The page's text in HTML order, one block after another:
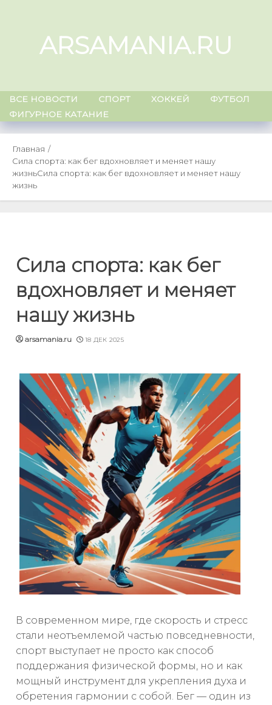
ARSAMANIA.RU
ВСЕ НОВОСТИ СПОРТ ХОККЕЙ
ФУТБОЛ
ФИГУРНОЕ КАТАНИЕ
Главная
Сила спорта: как бег вдохновляет и меняет нашу
жизньСила спорта: как бег вдохновляет и меняет нашу
жизнь
Сила спорта: как бег
вдохновляет и меняет
нашу жизнь
arsamania.ru 18 ДЕК 2025
В современном мире, где скорость и стресс
стали неотъемлемой частью повседневности,
спорт выступает не просто как способ
поддержания физической формы, но и как
мощный инструмент для укрепления духа и
обретения гармонии с собой. Бег — один из